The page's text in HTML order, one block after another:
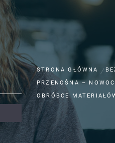
STRONA GŁÓWNA
PRZENOŚNA –
OBRÓBCE